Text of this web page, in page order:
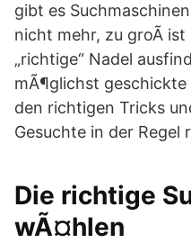
gibt es
nicht mehr, zu groÃ
„richtige“ Nadel
mÃ¶glichst
den richtigen Tricks
Gesuchte in der Regel
Die richtige
wÃ¤hlen